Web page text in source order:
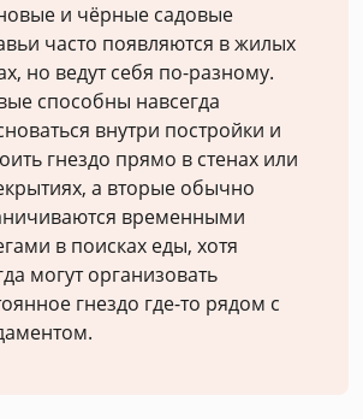
и чёрные садовые
часто появляются в жилых
но ведут себя по-разному.
способны навсегда
внутри постройки и
гнездо прямо в стенах или
а вторые обычно
временными
в поисках еды, хотя
могут организовать
гнездо где-то рядом с